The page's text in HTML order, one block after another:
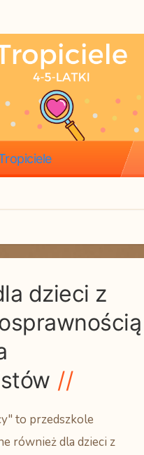
dzieci z
to przedszkole
również dla dzieci z